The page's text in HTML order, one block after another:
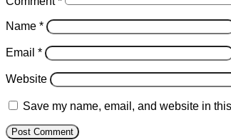
Name *
Email *
Website
Save my name, email, and website in